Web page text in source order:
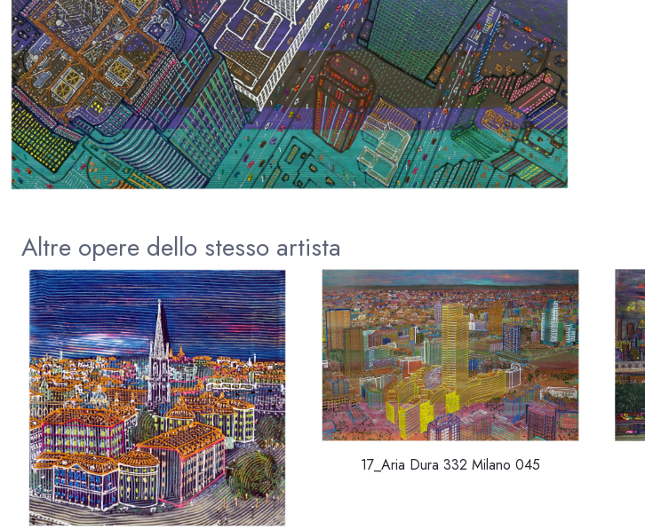
Altre opere dello stesso artista
17_Aria Dura 332 Milano 045